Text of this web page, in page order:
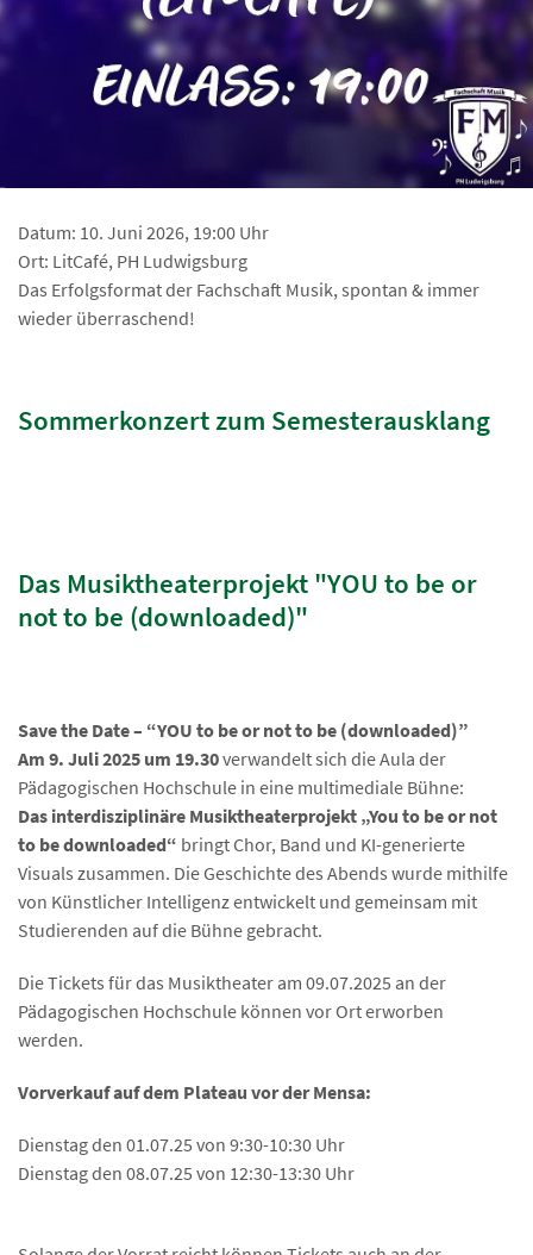
Datum: 10. Juni 2026, 19:00 Uhr
Ort: LitCafé, PH Ludwigsburg
Das Erfolgsformat der Fachschaft Musik, spontan & immer
wieder überraschend!
Sommerkonzert zum Semesterausklang
Das Musiktheaterprojekt "YOU to be or
not to be (downloaded)"
Save the Date – “YOU to be or not to be (downloaded)”
Am 9. Juli 2025 um 19.30verwandelt sich die Aula der
Pädagogischen Hochschule in eine multimediale Bühne:
Das interdisziplinäre Musiktheaterprojekt „You to be or not
to be downloaded“ bringt Chor, Band und KI-generierte
Visuals zusammen. Die Geschichte des Abends wurde mithilfe
von Künstlicher Intelligenz entwickelt und gemeinsam mit
Studierenden auf die Bühne gebracht.
Die Tickets für das Musiktheater am 09.07.2025 an der
Pädagogischen Hochschule können vor Ort erworben
werden.
Vorverkauf auf dem Plateau vor der Mensa:
Dienstag den 01.07.25 von 9:30-10:30 Uhr
Dienstag den 08.07.25 von 12:30-13:30 Uhr